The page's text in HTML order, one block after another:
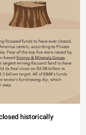
historically